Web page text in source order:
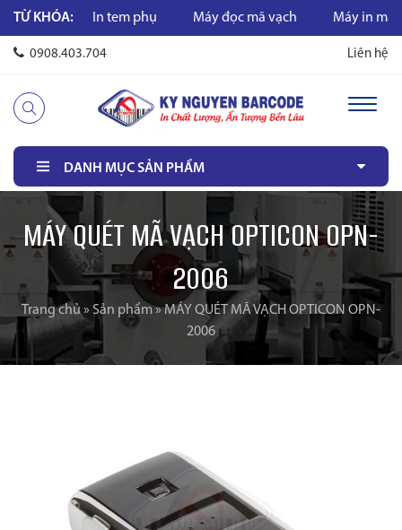
TỪ KHÓA:In tem phụ Máy đọc mã vạch Máy in mã vạch
0908.403.704 Liên hệ
DANH MỤC SẢN PHẨM
MÁY QUÉT MÃ VẠCH OPTICON OPN-
2006
Trang chủ» Sản phẩm»MÁY QUÉT MÃ VẠCH OPTICON OPN-
2006